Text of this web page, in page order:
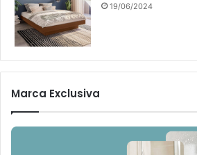
19/06/2024
Marca Exclusiva